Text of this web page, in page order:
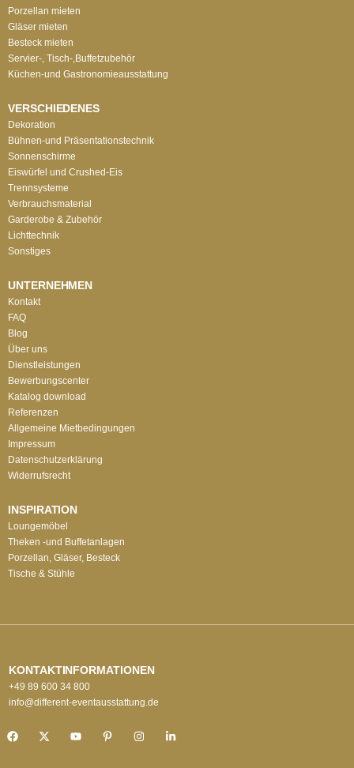
Porzellan mieten
Gläser mieten
Besteck mieten
Servier-, Tisch-,Buffetzubehör
Küchen-und Gastronomieausstattung
VERSCHIEDENES
Dekoration
Bühnen-und Präsentationstechnik
Sonnenschirme
Eiswürfel und Crushed-Eis
Trennsysteme
Verbrauchsmaterial
Garderobe & Zubehör
Lichttechnik
Sonstiges
UNTERNEHMEN
Kontakt
FAQ
Blog
Über uns
Dienstleistungen
Bewerbungscenter
Katalog download
Referenzen
Allgemeine Mietbedingungen
Impressum
Datenschutzerklärung
Widerrufsrecht
INSPIRATION
Loungemöbel
Theken -und Buffetanlagen
Porzellan, Gläser, Besteck
Tische & Stühle
KONTAKTINFORMATIONEN
+49 89 600 34 800
info@different-eventausstattung.de